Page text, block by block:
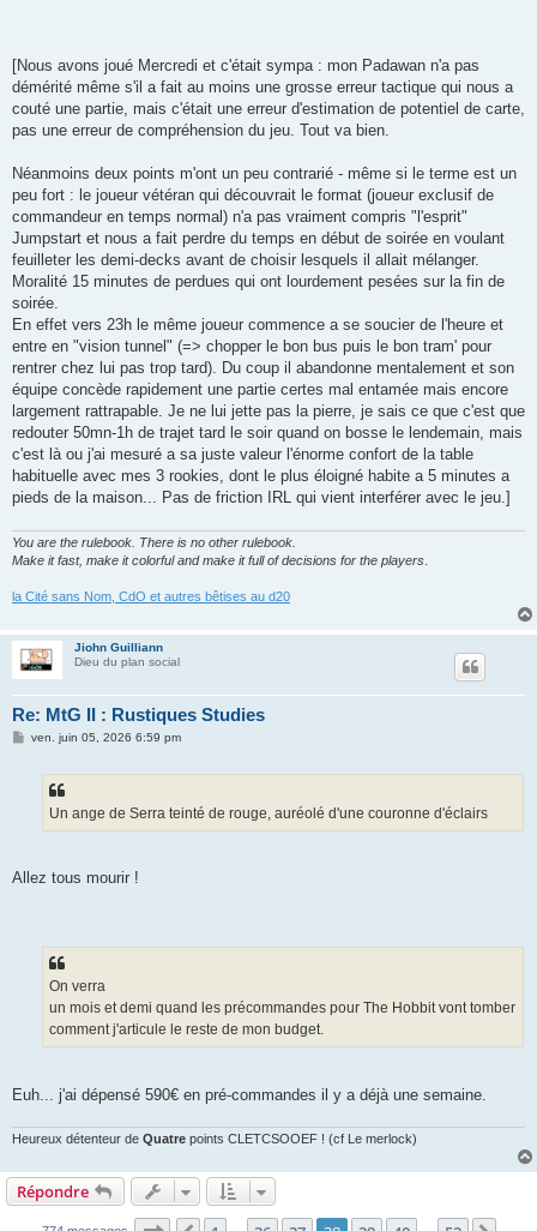
[Nous avons joué Mercredi et c'était sympa : mon Padawan n'a pas
démérité même s'il a fait au moins une grosse erreur tactique qui nous a
couté une partie, mais c'était une erreur d'estimation de potentiel de carte,
pas une erreur de compréhension du jeu. Tout va bien.
Néanmoins deux points m'ont un peu contrarié - même si le terme est un
peu fort : le joueur vétéran qui découvrait le format (joueur exclusif de
commandeur en temps normal) n'a pas vraiment compris "l'esprit"
Jumpstart et nous a fait perdre du temps en début de soirée en voulant
feuilleter les demi-decks avant de choisir lesquels il allait mélanger.
Moralité 15 minutes de perdues qui ont lourdement pesées sur la fin de
soirée.
En effet vers 23h le même joueur commence a se soucier de l'heure et
entre en "vision tunnel" (=> chopper le bon bus puis le bon tram' pour
rentrer chez lui pas trop tard). Du coup il abandonne mentalement et son
équipe concède rapidement une partie certes mal entamée mais encore
largement rattrapable. Je ne lui jette pas la pierre, je sais ce que c'est que
redouter 50mn-1h de trajet tard le soir quand on bosse le lendemain, mais
c'est là ou j'ai mesuré a sa juste valeur l'énorme confort de la table
habituelle avec mes 3 rookies, dont le plus éloigné habite a 5 minutes a
pieds de la maison... Pas de friction IRL qui vient interférer avec le jeu.]
You are the rulebook. There is no other rulebook.
Make it fast, make it colorful and make it full of decisions for the players
la Cité sans Nom, CdO et autres bêtises au d20
Jiohn Guilliann
Dieu du plan social
Re: MtG II : Rustiques Studies
Mven. juin 05, 2026 6:59 pm
Un ange de Serra teinté de rouge, auréolé d'une couronne d'éclairs
Allez tous mourir !
On verra
un mois et demi quand les précommandes pour The Hobbit vont tomber
comment j'articule le reste de mon budget.
Euh... j'ai dépensé 590€ en pré-commandes il y a déjà une semaine.
Heureux détenteur de Quatre points CLETCSOOEF ! (cf Le merlock)
Répondre